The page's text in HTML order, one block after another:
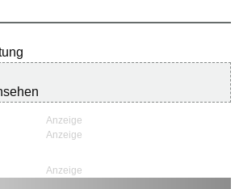
Anzeige